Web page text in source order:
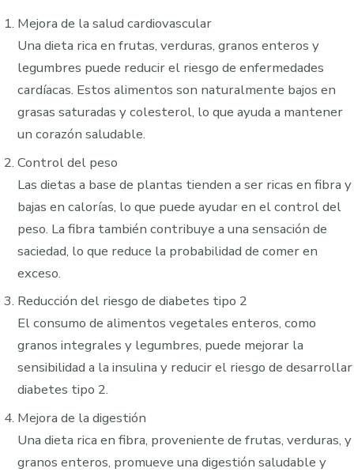
Mejora de la salud cardiovascular
Una dieta rica en frutas, verduras, granos enteros y
legumbres puede reducir el riesgo de enfermedades
cardíacas. Estos alimentos son naturalmente bajos en
grasas saturadas y colesterol, lo que ayuda a mantener
un corazón saludable.
Control del peso
Las dietas a base de plantas tienden a ser ricas en fibra y
bajas en calorías, lo que puede ayudar en el control del
peso. La fibra también contribuye a una sensación de
saciedad, lo que reduce la probabilidad de comer en
exceso.
Reducción del riesgo de diabetes tipo 2
El consumo de alimentos vegetales enteros, como
granos integrales y legumbres, puede mejorar la
sensibilidad a la insulina y reducir el riesgo de desarrollar
diabetes tipo 2.
Mejora de la digestión
Una dieta rica en fibra, proveniente de frutas, verduras, y
granos enteros, promueve una digestión saludable y